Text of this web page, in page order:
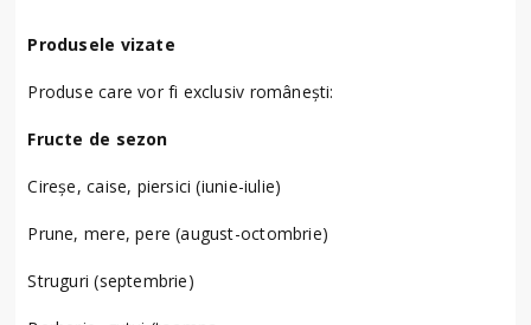
Produsele vizate
Produse care vor fi exclusiv românești:
Fructe de sezon
Cireșe, caise, piersici (iunie-iulie)
Prune, mere, pere (august-octombrie)
Struguri (septembrie)